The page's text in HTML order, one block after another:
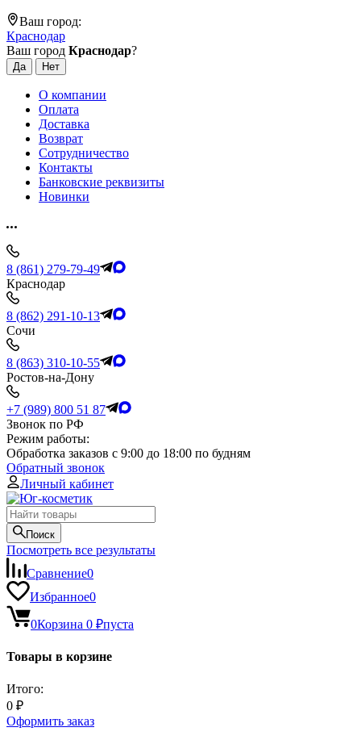
Ваш город:
Краснодар
Ваш город Краснодар?
О компании
Оплата
Доставка
Возврат
Сотрудничество
Контакты
Банковские реквизиты
Новинки
8 (861) 279-79-49
Краснодар
8 (862) 291-10-13
Сочи
8 (863) 310-10-55
Ростов-на-Дону
+7 (989) 800 51 87
Звонок по РФ
Режим работы:
Обработка заказов с 9:00 до 18:00 по будням
Обратный звонок
Личный кабинет
Поиск
Посмотреть все результаты
Сравнение0
Избранное0
0Корзина 0 ₽пуста
Товары в корзине
Итого:
0 ₽
Оформить заказ